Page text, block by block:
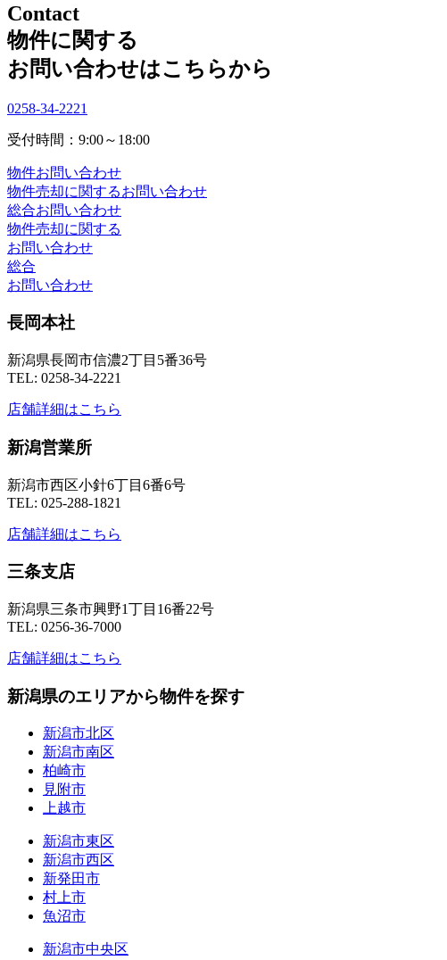
Contact
物件に関する
お問い合わせはこちらから
0258-34-2221
受付時間：9:00～18:00
物件お問い合わせ
物件売却に関するお問い合わせ
総合お問い合わせ
物件売却に関する
お問い合わせ
総合
お問い合わせ
長岡本社
新潟県長岡市信濃2丁目5番36号
TEL: 0258-34-2221
店舗詳細はこちら
新潟営業所
新潟市西区小針6丁目6番6号
TEL: 025-288-1821
店舗詳細はこちら
三条支店
新潟県三条市興野1丁目16番22号
TEL: 0256-36-7000
店舗詳細はこちら
新潟県のエリアから物件を探す
新潟市北区
新潟市南区
柏崎市
見附市
上越市
新潟市東区
新潟市西区
新発田市
村上市
魚沼市
新潟市中央区